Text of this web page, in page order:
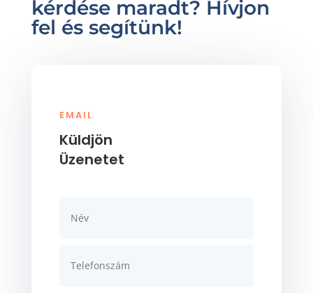
kérdése maradt? Hívjon
fel és segítünk!
EMAIL
Küldjön
Üzenetet